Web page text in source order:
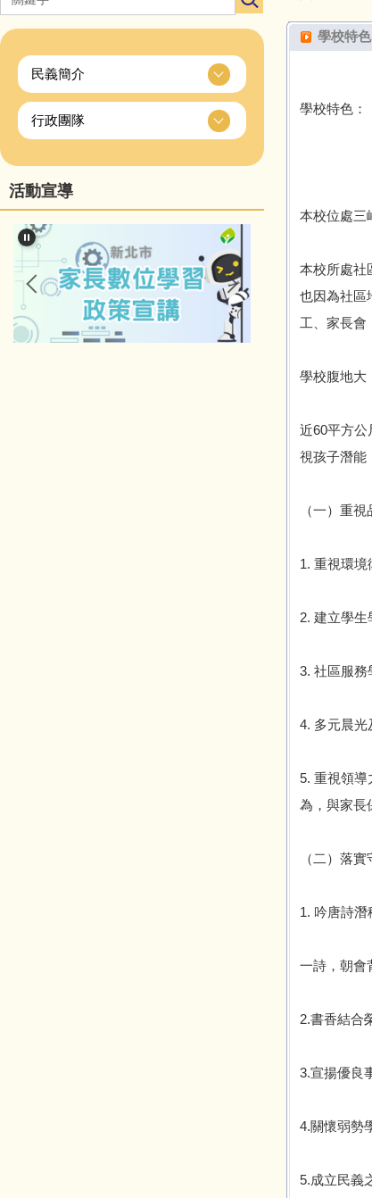
民義簡介
行政團隊
活動宣導
學校特色
學校特色：
本校位處三
本校所處社
也因為社區
工、家長會
學校腹地大
近60平方公
視孩子潛能
（一）重
1. 重視環境
2. 建立學生
3. 社區服務
4. 多元晨光
5. 重視領導
為，與家長
（二）落
1. 吟唐詩
一詩，朝會
2.書香結合
3.宣揚優良
4.關懷弱勢
5.成立民義